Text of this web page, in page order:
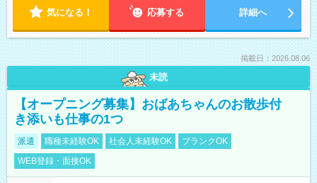
気になる！ 応募する 詳細へ
掲載日：2026.08.06
未読
【オープニング募集】おばあちゃんのお散歩付
き添いも仕事の1つ
派遣 職種未経験OK 社会人未経験OK
ブランクOK
WEB登録・面接OK